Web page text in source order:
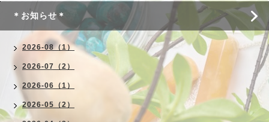
＊お知らせ＊
2026-08（1）
2026-07（2）
2026-06（1）
2026-05（2）